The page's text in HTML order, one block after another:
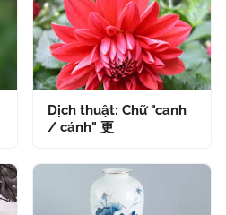
Dịch thuật: Chữ "canh
/ cánh" 更